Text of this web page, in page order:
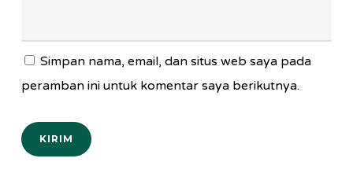
Simpan nama, email, dan situs web saya pada
peramban ini untuk komentar saya berikutnya.